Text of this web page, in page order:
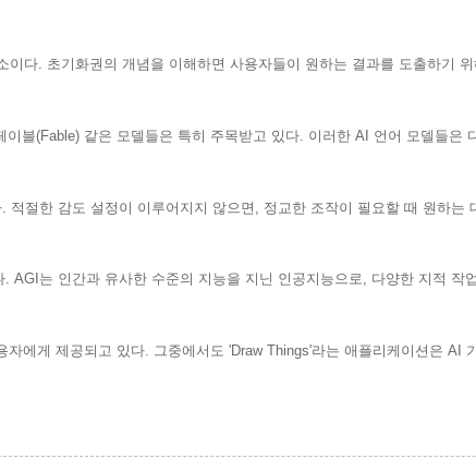
다. 초기화권의 개념을 이해하면 사용자들이 원하는 결과를 도출하기
블(Fable) 같은 모델들은 특히 주목받고 있다. 이러한 AI 언어 모델들은
절한 감도 설정이 이루어지지 않으면, 정교한 조작이 필요할 때 원하는
는 인간과 유사한 수준의 지능을 지닌 인공지능으로, 다양한 지적 작
에게 제공되고 있다. 그중에서도 'Draw Things'라는 애플리케이션은 AI